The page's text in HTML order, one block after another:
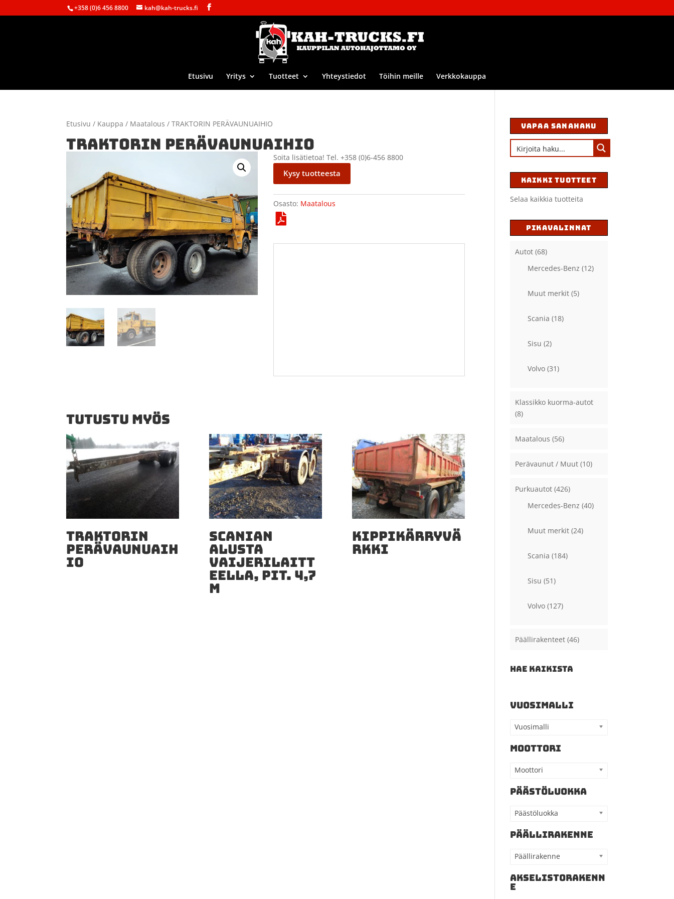
+358 (0)6 456 8800 kah@kah-trucks.fi
Etusivu Yritys Tuotteet Yhteystiedot Töihin meille Verkkokauppa
Etusivu / Kauppa / Maatalous / TRAKTORIN PERÄVAUNUAIHIO
TRAKTORIN PERÄVAUNUAIHIO
Soita lisätietoa! Tel. +358 (0)6-456 8800
Kysy tuotteesta
Osasto: Maatalous
TUTUSTU MYÖS
TRAKTORIN
PERÄVAUNUAIH
IO
SCANIAN
ALUSTA
VAIJERILAITT
EELLA, PIT. 4,7
M
KIPPIKÄRRYVÄ
RKKI
VAPAA SANAHAKU
KAIKKI TUOTTEET
Selaa kaikkia tuotteita
PIKAVALINNAT
Autot (68)
Mercedes-Benz (12)
Muut merkit (5)
Scania (18)
Sisu (2)
Volvo (31)
Klassikko kuorma-autot
(8)
Maatalous (56)
Perävaunut / Muut (10)
Purkuautot (426)
Mercedes-Benz (40)
Muut merkit (24)
Scania (184)
Sisu (51)
Volvo (127)
Päällirakenteet (46)
HAE KAIKISTA
VUOSIMALLI
Vuosimalli
MOOTTORI
Moottori
PÄÄSTÖLUOKKA
Päästöluokka
PÄÄLLIRAKENNE
Päällirakenne
AKSELISTORAKENN
E